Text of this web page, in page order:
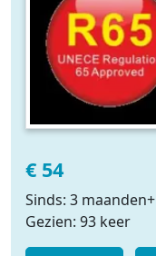
€ 54
Sinds: 3 maanden+
Gezien: 93 keer